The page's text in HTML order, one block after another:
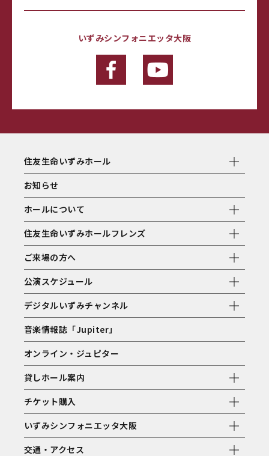
いずみシンフォニエッタ大阪
住友生命いずみホール
お知らせ
ホールについて
住友生命いずみホールフレンズ
ご来場の方へ
公演スケジュール
デジタルいずみチャンネル
音楽情報誌「Jupiter」
オンライン・ジュピター
貸しホール案内
チケット購入
いずみシンフォニエッタ大阪
交通・アクセス